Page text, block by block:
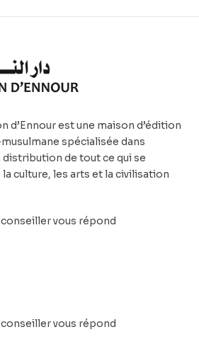
d’Ennour est une maison d’édition
spécialisée dans
distribution de tout ce qui se
culture, les arts et la civilisation
vous répond
vous répond